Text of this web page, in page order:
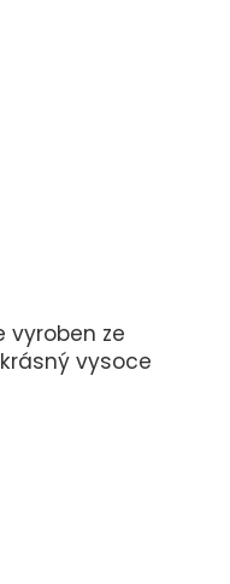
vyroben ze
vysoce